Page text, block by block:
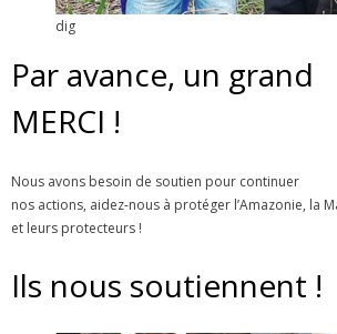
dig
Par avance, un grand
MERCI !
Nous avons besoin de soutien pour continuer
nos actions, aidez-nous à protéger l’Amazonie, la
et leurs protecteurs !
Ils nous soutiennent !